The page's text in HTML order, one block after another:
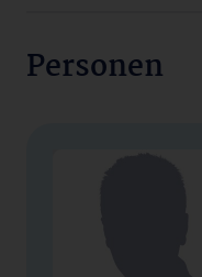
Personen